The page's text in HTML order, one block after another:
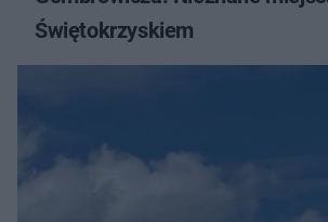
Świętokrzyskiem